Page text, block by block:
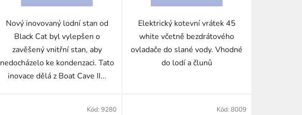
Nový inovovaný lodní stan od
Black Cat byl vylepšen o
zavěšený vnitřní stan, aby
nedocházelo ke kondenzaci. Tato
inovace dělá z Boat Cave II...
Elektrický kotevní vrátek 45
white včetně bezdrátového
ovladače do slané vody. Vhodné
do lodí a člunů
Kód: 9280 Kód: 8009